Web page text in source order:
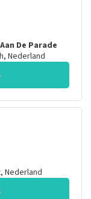
De Parade
, Nederland
, Nederland